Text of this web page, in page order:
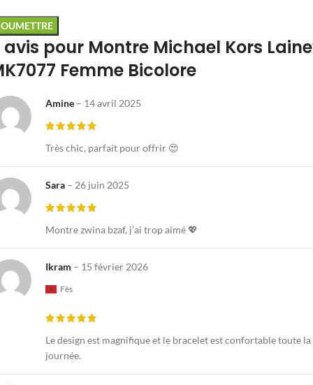
avis pour Montre Michael Kors
Femme Bicolore
Amine – 14 avril 2025
Très chic, parfait pour offrir 😍
Sara – 26 juin 2025
Montre zwina bzaf, j’ai trop aimé 💖
Ikram – 15 février 2026
Fès
Le design est magnifique et le bracelet est confortable toute la
journée.